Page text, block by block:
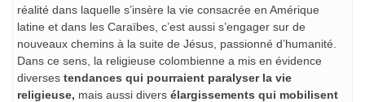
réalité dans laquelle s’insère la vie consacrée en Amérique
latine et dans les Caraïbes, c’est aussi s’engager sur de
nouveaux chemins à la suite de Jésus, passionné d’humanité.
Dans ce sens, la religieuse colombienne a mis en évidence
diverses tendances qui pourraient paralyser la vie
religieuse, mais aussi divers élargissements qui mobilisent